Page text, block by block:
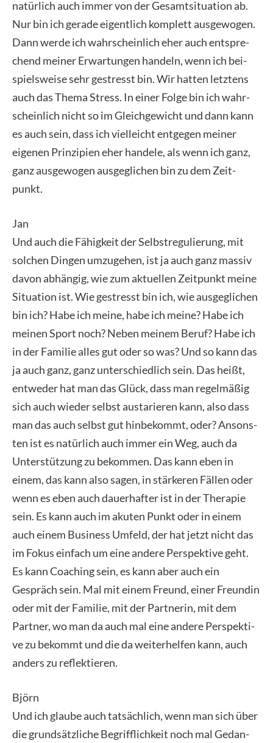
natür­lich auch immer von der Gesamt­si­tua­ti­on ab.
Nur bin ich gera­de eigent­lich kom­plett aus­ge­wo­gen.
Dann wer­de ich wahr­schein­lich eher auch ent­spre­
chend mei­ner Erwar­tun­gen han­deln, wenn ich bei­
spiels­wei­se sehr gestresst bin. Wir hat­ten letz­tens
auch das The­ma Stress. In einer Fol­ge bin ich wahr­
schein­lich nicht so im Gleich­ge­wicht und dann kann
es auch sein, dass ich viel­leicht ent­ge­gen mei­ner
eige­nen Prin­zi­pi­en eher han­de­le, als wenn ich ganz,
ganz aus­ge­wo­gen aus­ge­gli­chen bin zu dem Zeit­
punkt.
Jan
Und auch die Fähig­keit der Selbst­re­gu­lie­rung, mit
sol­chen Din­gen umzu­ge­hen, ist ja auch ganz mas­siv
davon abhän­gig, wie zum aktu­el­len Zeit­punkt mei­ne
Situa­ti­on ist. Wie gestresst bin ich, wie aus­ge­gli­chen
bin ich? Habe ich mei­ne, habe ich mei­ne? Habe ich
mei­nen Sport noch? Neben mei­nem Beruf? Habe ich
in der Fami­lie alles gut oder so was? Und so kann das
ja auch ganz, ganz unter­schied­lich sein. Das heißt,
ent­we­der hat man das Glück, dass man regel­mä­ßig
sich auch wie­der selbst aus­ta­rie­ren kann, also dass
man das auch selbst gut hin­be­kommt, oder? Ansons­
ten ist es natür­lich auch immer ein Weg, auch da
Unter­stüt­zung zu bekom­men. Das kann eben in
einem, das kann also sagen, in stär­ke­ren Fäl­len oder
wenn es eben auch dau­er­haf­ter ist in der The­ra­pie
sein. Es kann auch im aku­ten Punkt oder in einem
auch einem Busi­ness Umfeld, der hat jetzt nicht das
im Fokus ein­fach um eine ande­re Per­spek­ti­ve geht.
Es kann Coa­ching sein, es kann aber auch ein
Gespräch sein. Mal mit einem Freund, einer Freun­din
oder mit der Fami­lie, mit der Part­ne­rin, mit dem
Part­ner, wo man da auch mal eine ande­re Per­spek­ti­
ve zu bekommt und die da wei­ter­hel­fen kann, auch
anders zu reflek­tie­ren.
Björn
Und ich glau­be auch tat­säch­lich, wenn man sich über
die grund­sätz­li­che Begriff­lich­keit noch mal Gedan­